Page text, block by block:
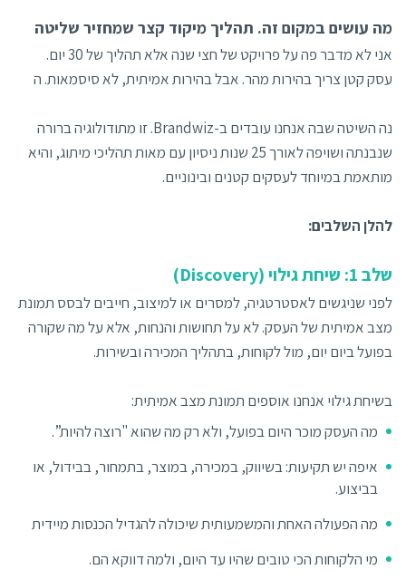
מה עושים במקום זה. תהליך מיקוד קצר שמחזיר שליטה
אני לא מדבר פה על פרויקט של חצי שנה אלא תהליך של 30 יום.
עסק קטן צריך בהירות מהר. אבל בהירות אמיתית, לא סיסמאות. ה
נה השיטה שבה אנחנו עובדים ב-Brandwiz. זו מתודולוגיה ברורה
שנבנתה ושויפה לאורך 25 שנות ניסיון עם מאות תהליכי מיתוג, והיא
מותאמת במיוחד לעסקים קטנים ובינוניים.
להלן השלבים:
שלב 1: שיחת גילוי (Discovery)
לפני שניגשים לאסטרטגיה, למסרים או למיצוב, חייבים לבסס תמונת
מצב אמיתית של העסק. לא על תחושות והנחות, אלא על מה שקורה
בפועל ביום יום, מול לקוחות, בתהליך המכירה ובשירות.
בשיחת גילוי אנחנו אוספים תמונת מצב אמיתית:
מה העסק מוכר היום בפועל, ולא רק מה שהוא "רוצה להיות”.
איפה יש תקיעות: בשיווק, במכירה, במוצר, בתמחור, בבידול, או
בביצוע.
מה הפעולה האחת והמשמעותית שיכולה להגדיל הכנסות מיידית
מי הלקוחות הכי טובים שהיו עד היום, ולמה דווקא הם.